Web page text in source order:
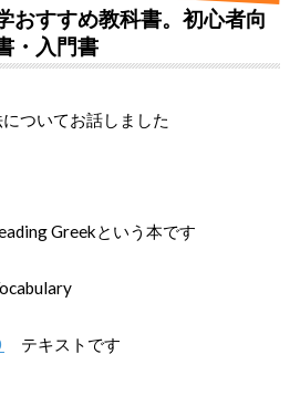
おすすめ教科書。初心者向
・入門書
ついてお話しました
Greekという本です
テキストです